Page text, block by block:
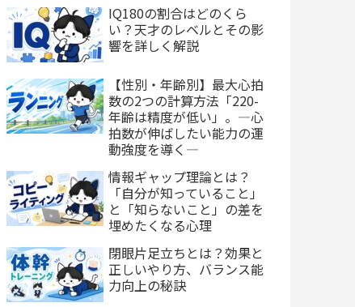
IQ180の割合はどのくら
い？天才のレベルとその影
響を詳しく解説
【性別・年齢別】最大心拍
数の2つの計算方法「220-
年齢は精度が低い」。―心
拍数が伸ばしたい能力の運
動強度を導く―
情報ギャップ理論とは？
「自分が知っていること」
と「知らないこと」の差を
埋めたくなる心理
閉眼片足立ちとは？効果と
正しいやり方、バランス能
力向上の秘訣